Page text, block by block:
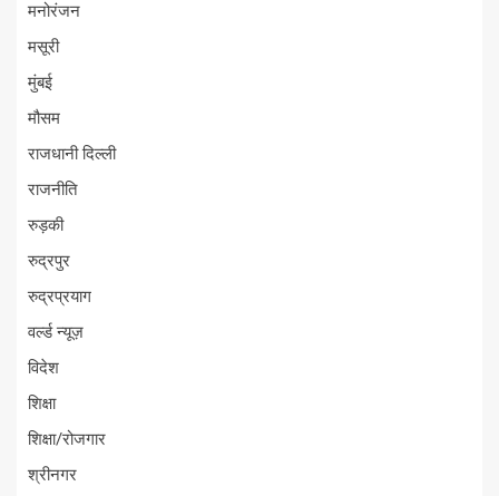
मनोरंजन
मसूरी
मुंबई
मौसम
राजधानी दिल्ली
राजनीति
रुड़की
रुद्रपुर
रुद्रप्रयाग
वर्ल्ड न्यूज़
विदेश
शिक्षा
शिक्षा/रोजगार
श्रीनगर